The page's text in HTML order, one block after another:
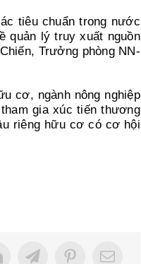
tiêu chuẩn trong nước
quản lý truy xuất nguồn
Trưởng phòng NN-
cơ, ngành nông nghiệp
gia xúc tiến thương
riêng hữu cơ có cơ hội